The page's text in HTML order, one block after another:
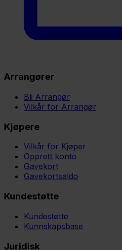
Arrangører
Bli Arrangør
Vilkår for Arrangør
Kjøpere
Vilkår for Kjøper
Opprett konto
Gavekort
Gavekortsaldo
Kundestøtte
Kundestøtte
Kunnskapsbase
Juridisk